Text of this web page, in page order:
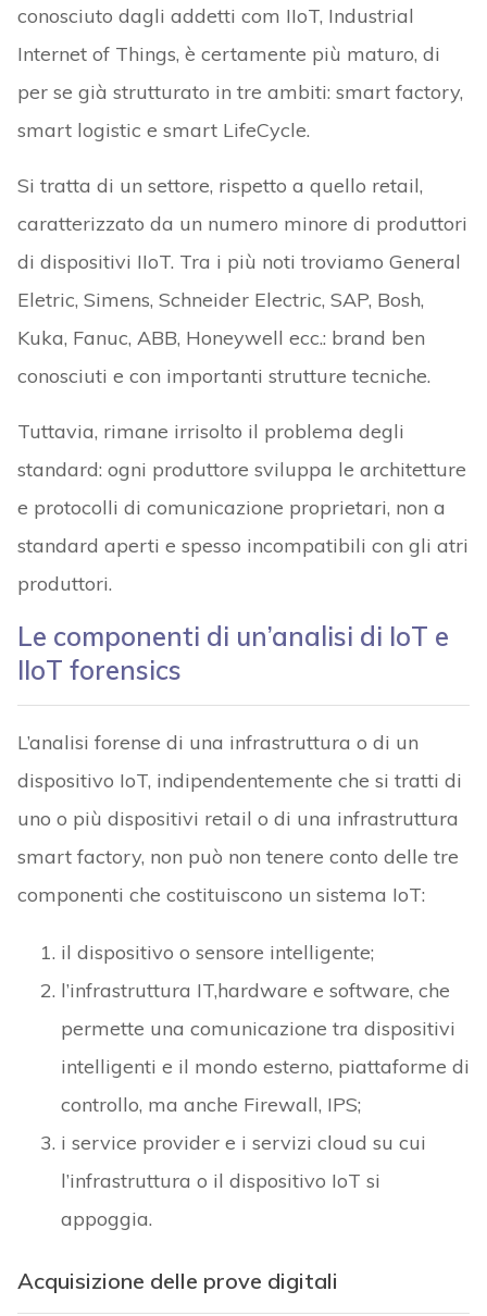
conosciuto dagli addetti com IIoT, Industrial
Internet of Things, è certamente più maturo, di
per se già strutturato in tre ambiti: smart factory,
smart logistic e smart LifeCycle.
Si tratta di un settore, rispetto a quello retail,
caratterizzato da un numero minore di produttori
di dispositivi IIoT. Tra i più noti troviamo General
Eletric, Simens, Schneider Electric, SAP, Bosh,
Kuka, Fanuc, ABB, Honeywell ecc.: brand ben
conosciuti e con importanti strutture tecniche.
Tuttavia, rimane irrisolto il problema degli
standard: ogni produttore sviluppa le architetture
e protocolli di comunicazione proprietari, non a
standard aperti e spesso incompatibili con gli atri
produttori.
Le componenti di un’analisi di IoT e
IIoT forensics
L’analisi forense di una infrastruttura o di un
dispositivo IoT, indipendentemente che si tratti di
uno o più dispositivi retail o di una infrastruttura
smart factory, non può non tenere conto delle tre
componenti che costituiscono un sistema IoT:
il dispositivo o sensore intelligente;
l’infrastruttura IT,hardware e software, che
permette una comunicazione tra dispositivi
intelligenti e il mondo esterno, piattaforme di
controllo, ma anche Firewall, IPS;
i service provider e i servizi cloud su cui
l’infrastruttura o il dispositivo IoT si
appoggia.
Acquisizione delle prove digitali